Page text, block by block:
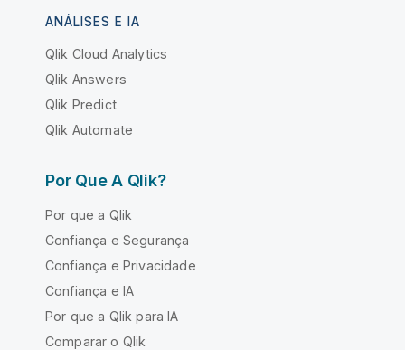
ANÁLISES E IA
Qlik Cloud Analytics
Qlik Answers
Qlik Predict
Qlik Automate
Por Que A Qlik?
Por que a Qlik
Confiança e Segurança
Confiança e Privacidade
Confiança e IA
Por que a Qlik para IA
Comparar o Qlik